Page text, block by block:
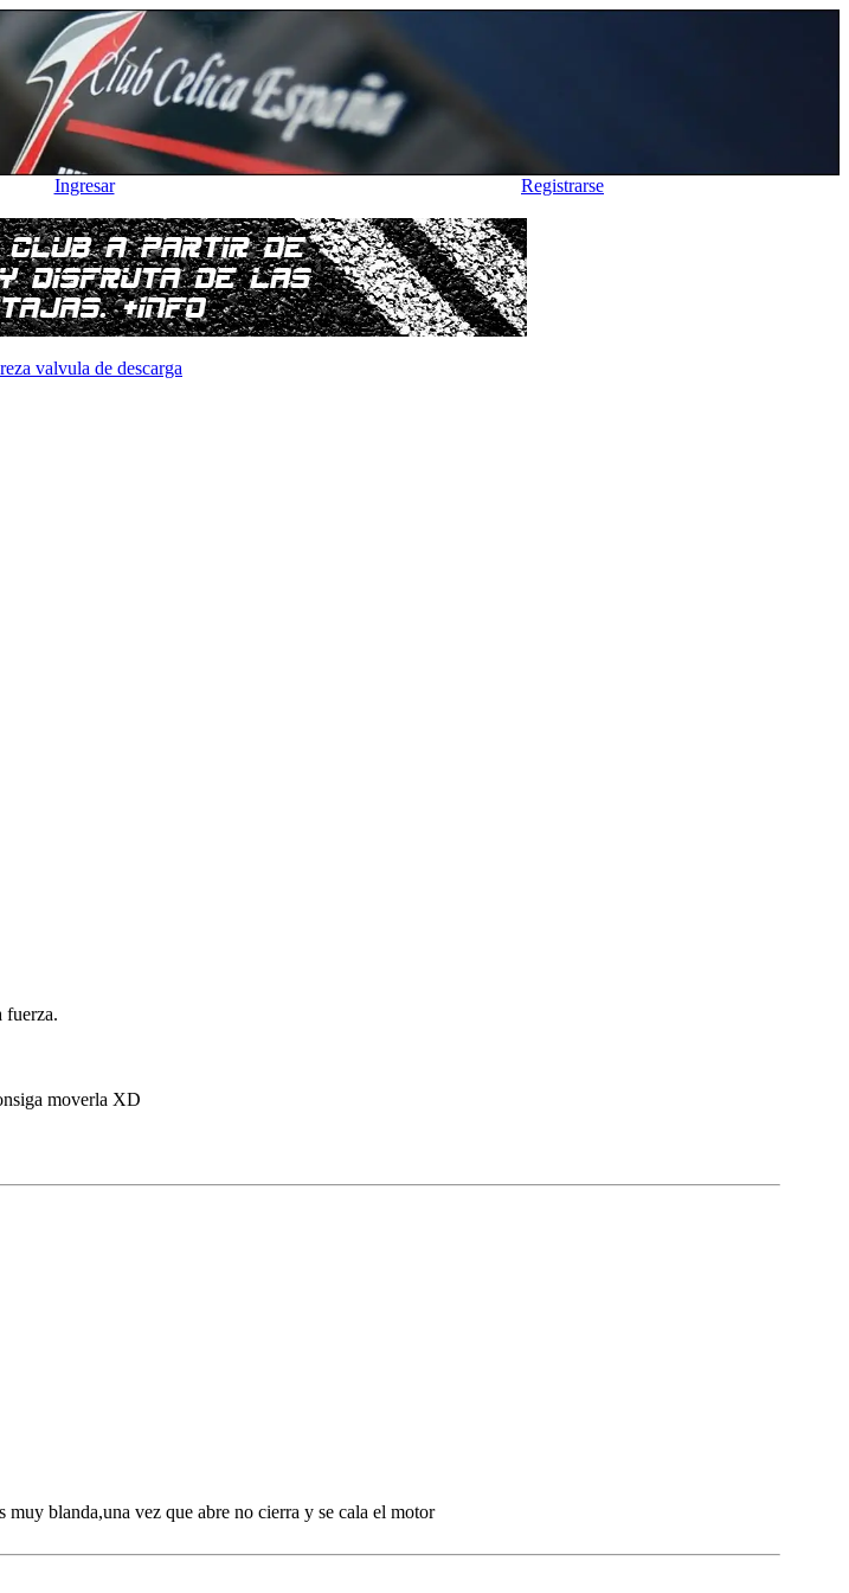
Ingresar Registrarse
valvula de descarga
fuerza.
moverla XD
blanda,una vez que abre no cierra y se cala el motor